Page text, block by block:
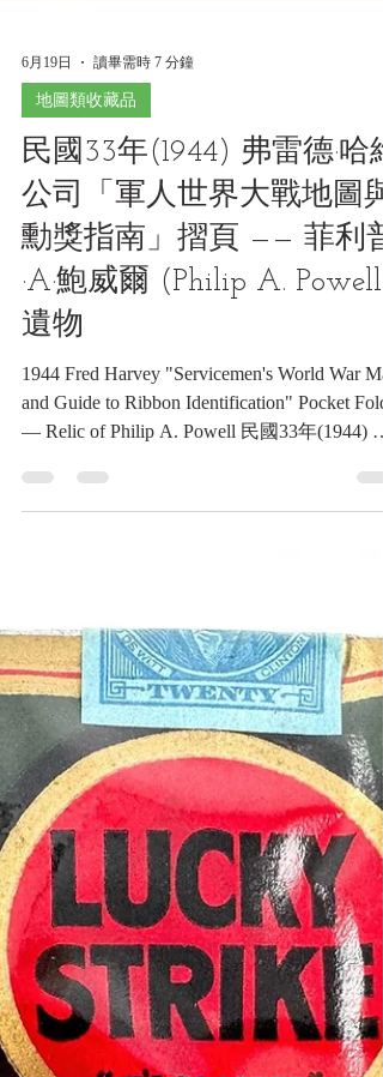
6月19日 讀畢需時 7 分鐘
民國33年(1944) 弗雷德·哈
公司「軍人世界大戰地圖與
·A·鮑威爾 (Philip A. Powell)
遺物
1944 Fred Harvey "Servicemen's World War
and Guide to Ribbon Identification" Pocket
Powell) 遺物《Black Water Museum
黑水博物館館藏》 1. 基本資料 文物名稱：
國33年(1944) 弗雷德·哈維公司「軍人世界大
戰地圖與勳獎指南」摺頁 —— 菲利普·A·鮑
爾 (Philip A. Powell) 遺物 英文名稱：1944
Harvey "Servicemen's World War Map and
to Ribbon Identification" Pocket Folder — Relic
of Philip A. Powell 原持有者：菲利普·A·鮑威
爾 (Philip A. Po